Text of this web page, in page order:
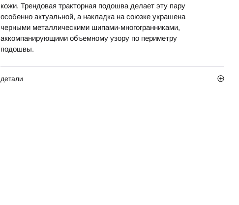
кожи. Трендовая тракторная подошва делает эту пару
особенно актуальной, а накладка на союзке украшена
черными металлическими шипами-многогранниками,
аккомпанирующими объемному узору по периметру
подошвы.
детали